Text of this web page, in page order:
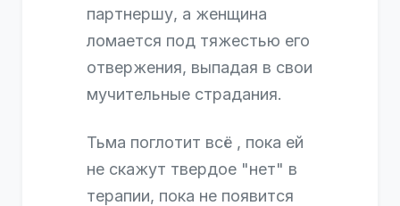
партнершу, а женщина
ломается под тяжестью его
отвержения, выпадая в свои
мучительные страдания.
Тьма поглотит всё , пока ей
не скажут твердое "нет" в
терапии, пока не появится